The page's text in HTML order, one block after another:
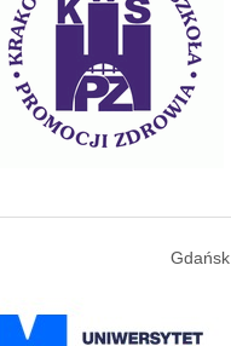
Gdańsk